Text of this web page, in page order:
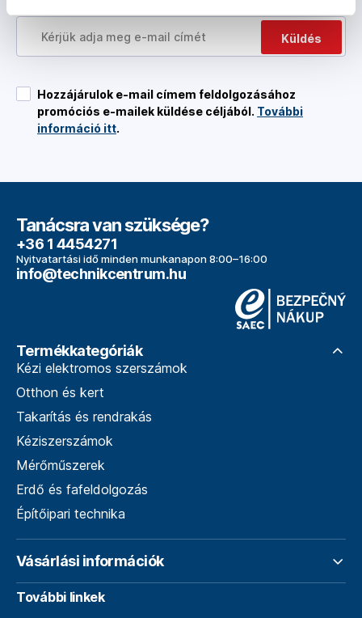
Küldés
Hozzájárulok e-mail címem feldolgozásához
promóciós e-mailek küldése céljából. További
információ itt.
Tanácsra van szüksége?
+36 1 4454271
Nyitvatartási idő minden munkanapon 8:00–16:00
info@technikcentrum.hu
Termékkategóriák
Kézi elektromos szerszámok
Otthon és kert
Takarítás és rendrakás
Kéziszerszámok
Mérőműszerek
Erdő és fafeldolgozás
Építőipari technika
Vásárlási információk
További linkek